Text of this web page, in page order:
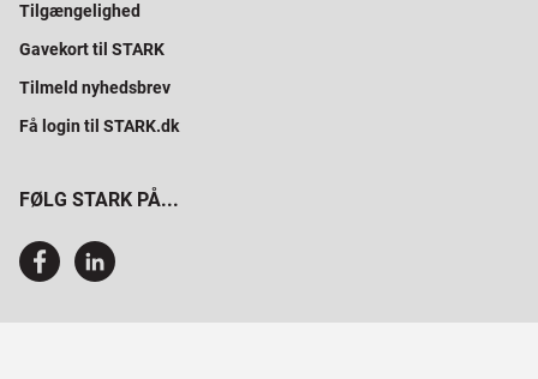
Tilgængelighed
Gavekort til STARK
Tilmeld nyhedsbrev
Få login til STARK.dk
FØLG STARK PÅ...